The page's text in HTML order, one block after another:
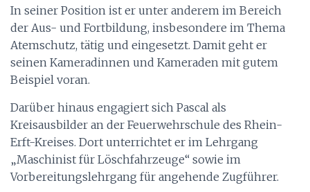
In seiner Position ist er unter anderem im Bereich
der Aus- und Fortbildung, insbesondere im Thema
Atemschutz, tätig und eingesetzt. Damit geht er
seinen Kameradinnen und Kameraden mit gutem
Beispiel voran.
Darüber hinaus engagiert sich Pascal als
Kreisausbilder an der Feuerwehrschule des Rhein-
Erft-Kreises. Dort unterrichtet er im Lehrgang
„Maschinist für Löschfahrzeuge“ sowie im
Vorbereitungslehrgang für angehende Zugführer.